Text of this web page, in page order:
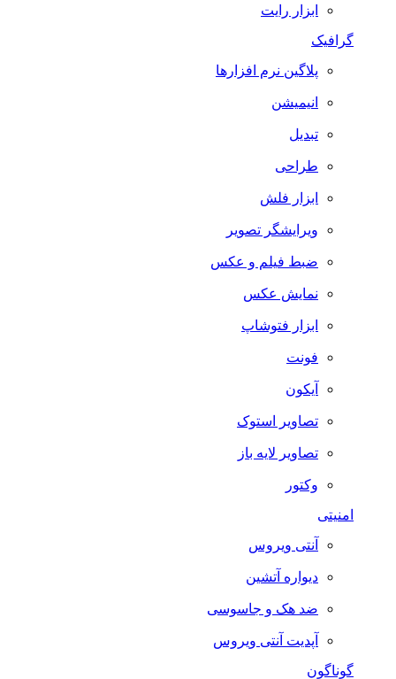
ابزار رایت
گرافیک
پلاگین نرم افزارها
انیمیشن
تبدیل
طراحی
ابزار فلش
ویرایشگر تصویر
ضبط فيلم و عكس
نمایش عکس
ابزار فتوشاپ
فونت
آیکون
تصاویر استوک
تصاویر لایه باز
وکتور
امنیتی
آنتی ویروس
دیواره آتشین
ضد هک و جاسوسی
آپدیت آنتی ویروس
گوناگون